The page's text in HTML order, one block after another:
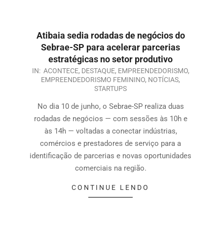
Atibaia sedia rodadas de negócios do
Sebrae-SP para acelerar parcerias
estratégicas no setor produtivo
IN: ACONTECE, DESTAQUE, EMPREENDEDORISMO,
EMPREENDEDORISMO FEMININO, NOTÍCIAS,
STARTUPS
No dia 10 de junho, o Sebrae-SP realiza duas
rodadas de negócios — com sessões às 10h e
às 14h — voltadas a conectar indústrias,
comércios e prestadores de serviço para a
identificação de parcerias e novas oportunidades
comerciais na região.
CONTINUE LENDO